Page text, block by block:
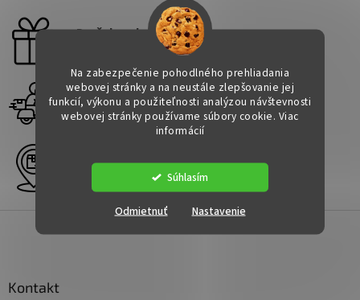
Na zabezpečenie pohodlného prehliadania
webovej stránky a na neustále zlepšovanie jej
funkcií, výkonu a použiteľnosti analýzou návštevnosti
webovej stránky používame súbory cookie. Viac
informácií
Súhlasím
Nastavenie
Odmietnuť
Darček zadarmo
Pre všetky objednávky
Rýchle doručenie
Kdekoľvek
Viac ako 3000 výdajných miest
Po celom Slovensku
Kontakt